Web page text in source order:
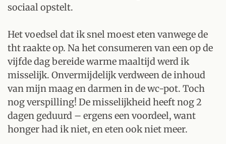
sociaal opstelt.
Het voedsel dat ik snel moest eten vanwege de
tht raakte op. Na het consumeren van een op de
vijfde dag bereide warme maaltijd werd ik
misselijk. Onvermijdelijk verdween de inhoud
van mijn maag en darmen in de wc-pot. Toch
nog verspilling! De misselijkheid heeft nog 2
dagen geduurd – ergens een voordeel, want
honger had ik niet, en eten ook niet meer.